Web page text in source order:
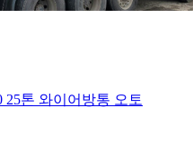
25톤 와이어방통 오토